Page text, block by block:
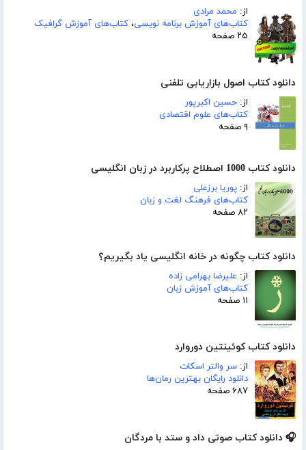
از: محمد مرادی
کتاب‌های آموزش برنامه نویسی، کتاب‌های آموزش گرافیک
۲۵ صفحه
دانلود کتاب اصول بازاریابی تلفنی
از: حسین اکبرپور
کتاب‌های علوم اقتصادی
۹ صفحه
دانلود کتاب 1000 اصطلاح پرکاربرد در زبان انگلیسی
از: پوریا برزعلی
کتاب‌های فرهنگ لغت و زبان
۸۲ صفحه
دانلود کتاب چگونه در خانه انگلیسی یاد بگیریم؟
از: علیرضا بهرامی زاده
کتاب‌های آموزش زبان
۱۱ صفحه
دانلود کتاب کوئینتین دوروارد
از: سر والتر اسکات
دانلود رایگان بهترین رمان‌ها
۶۸۷ صفحه
🎧 دانلود کتاب صوتی داد و ستد با مردگان